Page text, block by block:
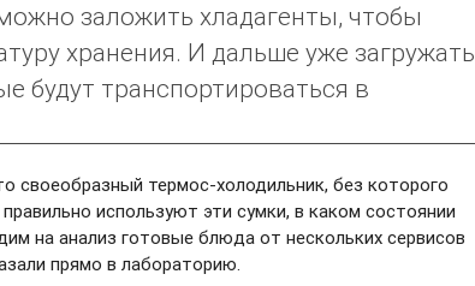
заложить хладагенты, чтобы
хранения. И дальше уже загружать
будут транспортироваться в
термос-холодильник, без которого
используют эти сумки, в каком состоянии
на анализ готовые блюда от нескольких сервисов
прямо в лабораторию.